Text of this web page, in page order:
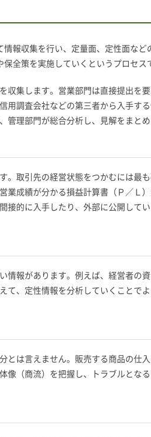
報収集を行い、定量面、定性面な
全策を実施していくというプロセス
収集します。営業部門は直接提出を
用調査会社などの第三者から入手す
管理部門が総合分析し、見解をまとめ
。取引先の経営状態をつかむには最
業成績が分かる損益計算書（Ｐ／Ｌ
接的に入手したり、外部に公開して
情報があります。例えば、経営者の
て、定性情報を分析していくことで
とは言えません。販売する商品の仕
像（商流）を把握し、トラブルとな